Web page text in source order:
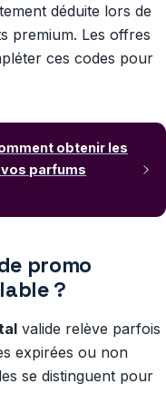
déduite lors de
premium. Les offres
ces codes pour
obtenir les
parfums
promo
?
valide relève parfois
expirées ou non
se distinguent pour